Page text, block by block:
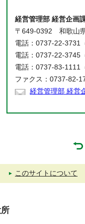
経営管理部 経営企画
〒649-0392 和歌山
電話：0737-22-3731
電話：0737-22-3745
電話：0737-83-1111
ファクス：0737-82-
経営管理部 経営
このサイトについて